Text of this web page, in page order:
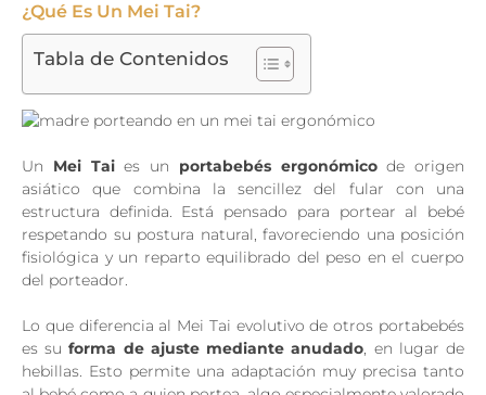
¿Qué Es Un Mei Tai?
Tabla de Contenidos
Un Mei Taies un portabebés ergonómicode origen
asiático que combina la sencillez del fular con una
estructura definida. Está pensado para portear al bebé
respetando su postura natural, favoreciendo una posición
fisiológica y un reparto equilibrado del peso en el cuerpo
del porteador.
Lo que diferencia al Mei Tai evolutivo de otros portabebés
es suforma de ajuste mediante anudado, en lugar de
hebillas. Esto permite una adaptación muy precisa tanto